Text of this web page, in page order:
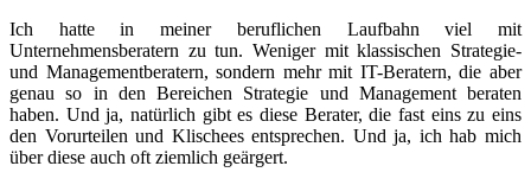
Ich hatte in meiner beruflichen Laufbahn viel mit
Unternehmensberatern zu tun. Weniger mit klassischen Strategie-
und Managementberatern, sondern mehr mit IT-Beratern, die aber
genau so in den Bereichen Strategie und Management beraten
haben. Und ja, natürlich gibt es diese Berater, die fast eins zu eins
den Vorurteilen und Klischees entsprechen. Und ja, ich hab mich
über diese auch oft ziemlich geärgert.